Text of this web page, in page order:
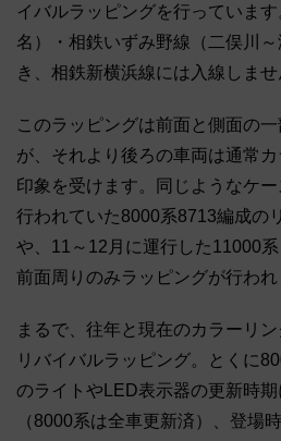
イバルラッピングを行っていま
名）・相鉄いずみ野線（二俣川
き、相鉄新横浜線には入線しませ
このラッピングは前面と側面の
が、それより後ろの車両は通常
印象を受けます。同じようなケ
行われていた8000系8713編成の
や、11～12月に運行した11000系
前面周りのみラッピングが行われ
まるで、往年と現在のカラーリ
リバイバルラッピング。とくに
のライトやLED表示器の更新時
（8000系は全車更新済）、登場